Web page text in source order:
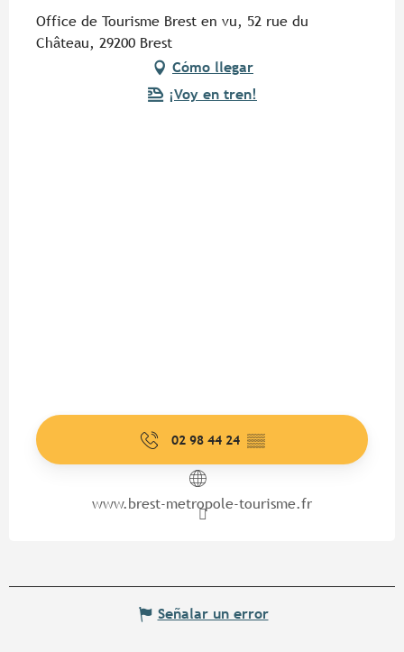
Office de Tourisme Brest en vu, 52 rue du
Château, 29200 Brest
Cómo llegar
¡Voy en tren!
02 98 44 24 ▒▒
www.brest-metropole-tourisme.fr
Señalar un error